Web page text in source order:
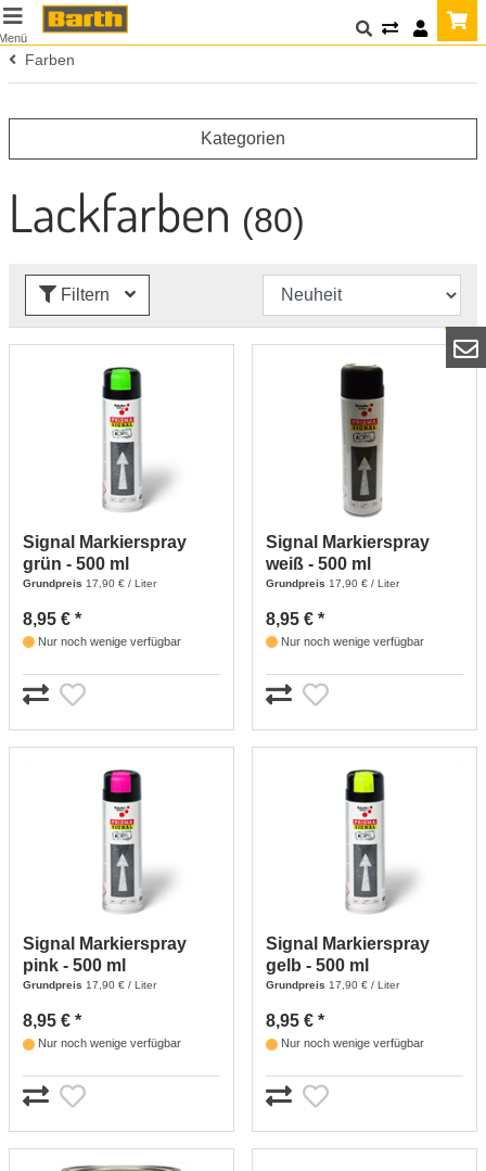
Farben
Kategorien
Lackfarben (80)
Filtern
Signal Markierspray
grün - 500 ml
Grundpreis 17,90 € / Liter
8,95 € *
Nur noch wenige verfügbar
Signal Markierspray
weiß - 500 ml
Grundpreis 17,90 € / Liter
8,95 € *
Nur noch wenige verfügbar
Signal Markierspray
pink - 500 ml
Grundpreis 17,90 € / Liter
8,95 € *
Nur noch wenige verfügbar
Signal Markierspray
gelb - 500 ml
Grundpreis 17,90 € / Liter
8,95 € *
Nur noch wenige verfügbar